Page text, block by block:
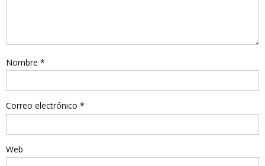
Nombre *
Correo electrónico *
Web